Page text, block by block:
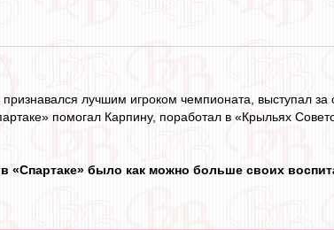
лучшим игроком чемпионата, выступал
помогал Карпину, поработал в «Крыльях
было как можно больше своих